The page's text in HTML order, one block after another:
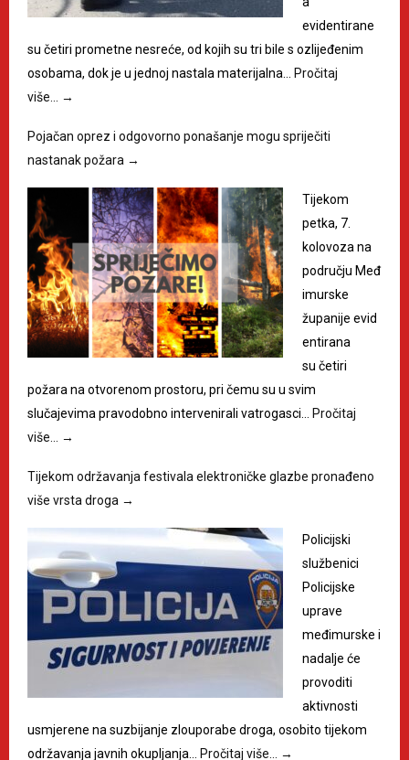
evidentirane
su četiri prometne nesreće, od kojih su tri bile s ozlijeđenim
osobama, dok je u jednoj nastala materijalna…
Pročitaj
više…
→
Pojačan oprez i odgovorno ponašanje mogu spriječiti
nastanak požara →
Tijekom
petka, 7.
kolovoza na
području Međ
imurske
županije evid
entirana
su četiri
požara na otvorenom prostoru, pri čemu su u svim
slučajevima pravodobno intervenirali vatrogasci…
Pročitaj
više…
→
Tijekom održavanja festivala elektroničke glazbe pronađeno
više vrsta droga →
Policijski
službenici
Policijske
uprave
međimurske i
nadalje će
provoditi
aktivnosti
usmjerene na suzbijanje zlouporabe droga, osobito tijekom
održavanja javnih okupljanja…
Pročitaj više… →